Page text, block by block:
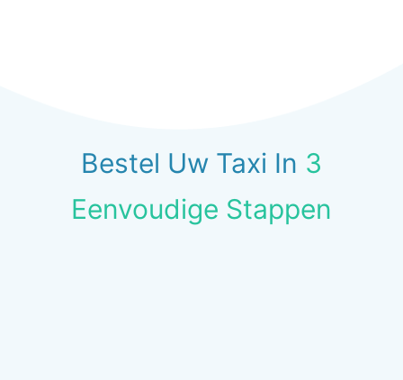
Bestel Uw Taxi In 3
Eenvoudige Stappen